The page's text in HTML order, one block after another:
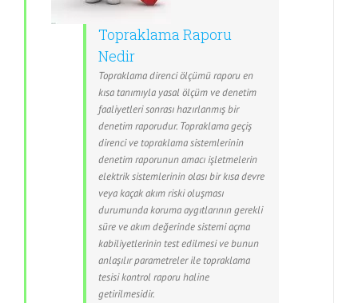
Topraklama Raporu
Nedir
Topraklama direnci ölçümü raporu en
kısa tanımıyla yasal ölçüm ve denetim
faaliyetleri sonrası hazırlanmış bir
denetim raporudur. Topraklama geçiş
direnci ve topraklama sistemlerinin
denetim raporunun amacı işletmelerin
elektrik sistemlerinin olası bir kısa devre
veya kaçak akım riski oluşması
durumunda koruma aygıtlarının gerekli
süre ve akım değerinde sistemi açma
kabiliyetlerinin test edilmesi ve bunun
anlaşılır parametreler ile topraklama
tesisi kontrol raporu haline
getirilmesidir.